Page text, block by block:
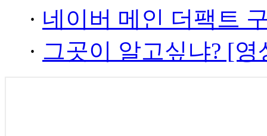
· 네이버 메인 더팩트
· 그곳이 알고싶냐? [